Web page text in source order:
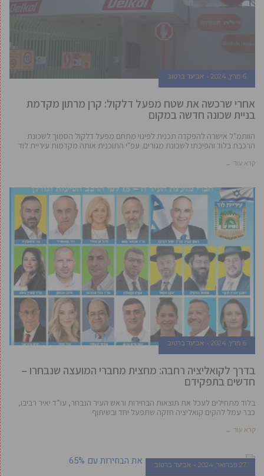
6 מרץ, 2024 אביעד ברטוב
אחרי שרכשה את שטח מפעל דלקול: קרן מרתון מקדמת
בניית שכונה חדשה במקום
הוותמ"ל אישרה להפקדה תכנית לפינוי מתחם מפעל דלקול הסמוך לשכונת
הרכבת בלוד והפיכתו לשכונת מגורים. עפ"י התוכנית אותה מקדמות עיריית לוד
קרא עוד ←
6 מרץ, 2024 אביעד ברטוב
בדרך לקואליציה רחבה: מחצית מחברי המועצה שנבחרו –
חדשים בתפקידם
בלוד מתחילים לעכל את תוצאות הבחירות וראש העיר הנבחר, עו”ד יאיר רביבו,
כבר עמל להקים קואליציה חזקה שתפעל יחד ובשיתוף
קרא עוד ←
27 פברואר, 2024 אביעד ברטוב